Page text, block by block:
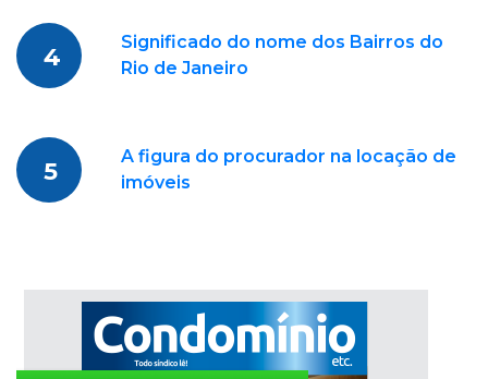
4
Significado do nome dos Bairros do
Rio de Janeiro
5
A figura do procurador na locação de
imóveis